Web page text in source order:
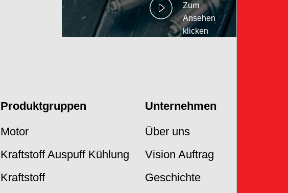
Zum
Ansehen
klicken
Produktgruppen
Motor
Kraftstoff Auspuff Kühlung
Kraftstoff
Unternehmen
Über uns
Vision Auftrag
Geschichte